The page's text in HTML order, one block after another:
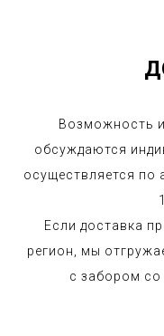
Возможность
обсуждаются
осуществляется по
Если доставка
регион, мы
с забором со